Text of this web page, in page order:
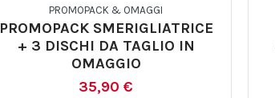
PROMOPACK & OMAGGI
PROMOPACK SMERIGLIATRICE
+ 3 DISCHI DA TAGLIO IN
OMAGGIO
35,90 €